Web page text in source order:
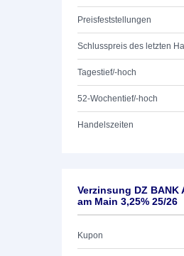
Preisfeststellungen
Schlusspreis des letzten
Tagestief/-hoch
52-Wochentief/-hoch
Handelszeiten
Verzinsung DZ
am Main 3,25% 25/26
Kupon